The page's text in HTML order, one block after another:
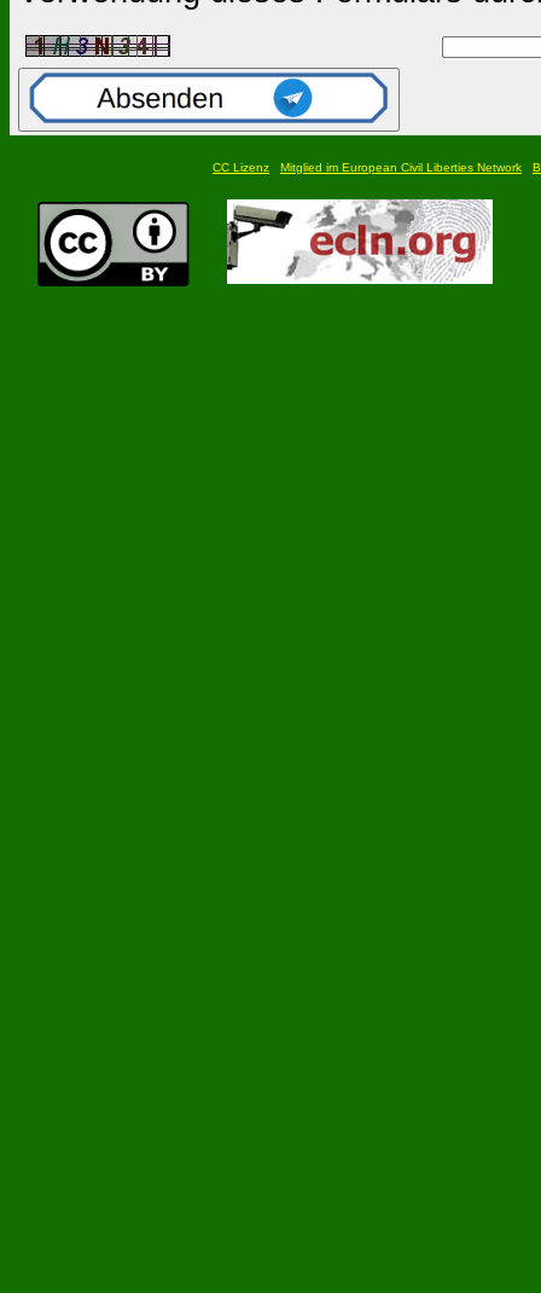
CC Lizenz Mitglied im European Civil Liberties Network